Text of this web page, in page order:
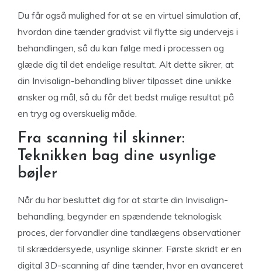
Du får også mulighed for at se en virtuel simulation af,
hvordan dine tænder gradvist vil flytte sig undervejs i
behandlingen, så du kan følge med i processen og
glæde dig til det endelige resultat. Alt dette sikrer, at
din Invisalign-behandling bliver tilpasset dine unikke
ønsker og mål, så du får det bedst mulige resultat på
en tryg og overskuelig måde.
Fra scanning til skinner:
Teknikken bag dine usynlige
bøjler
Når du har besluttet dig for at starte din Invisalign-
behandling, begynder en spændende teknologisk
proces, der forvandler dine tandlægens observationer
til skræddersyede, usynlige skinner. Første skridt er en
digital 3D-scanning af dine tænder, hvor en avanceret